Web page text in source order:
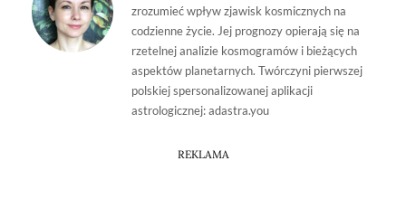
zrozumieć wpływ zjawisk kosmicznych na
codzienne życie. Jej prognozy opierają się na
rzetelnej analizie kosmogramów i bieżących
aspektów planetarnych. Twórczyni pierwszej
polskiej spersonalizowanej aplikacji
astrologicznej: adastra.you
REKLAMA